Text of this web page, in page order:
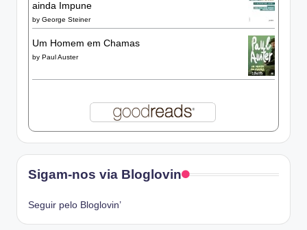
ainda Impune
by George Steiner
Um Homem em Chamas
by Paul Auster
Sigam-nos via Bloglovin
Seguir pelo Bloglovin’